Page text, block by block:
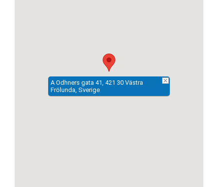
A Odhners gata 41, 421 30 Västra
Frölunda, Sverige